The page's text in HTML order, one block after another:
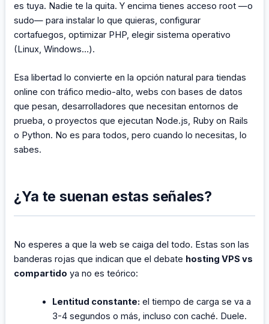
es tuya. Nadie te la quita. Y encima tienes acceso root —o
sudo— para instalar lo que quieras, configurar
cortafuegos, optimizar PHP, elegir sistema operativo
(Linux, Windows…).
Esa libertad lo convierte en la opción natural para tiendas
online con tráfico medio-alto, webs con bases de datos
que pesan, desarrolladores que necesitan entornos de
prueba, o proyectos que ejecutan Node.js, Ruby on Rails
o Python. No es para todos, pero cuando lo necesitas, lo
sabes.
¿Ya te suenan estas señales?
No esperes a que la web se caiga del todo. Estas son las
banderas rojas que indican que el debate hosting VPS vs
compartido ya no es teórico:
Lentitud constante: el tiempo de carga se va a
3-4 segundos o más, incluso con caché. Duele.